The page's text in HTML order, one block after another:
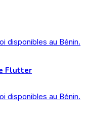
Flutter